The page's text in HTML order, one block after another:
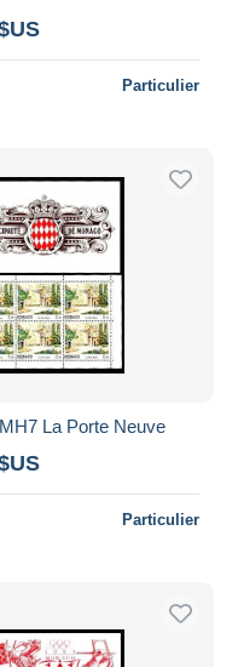
Particulier
La Porte Neuve
Particulier